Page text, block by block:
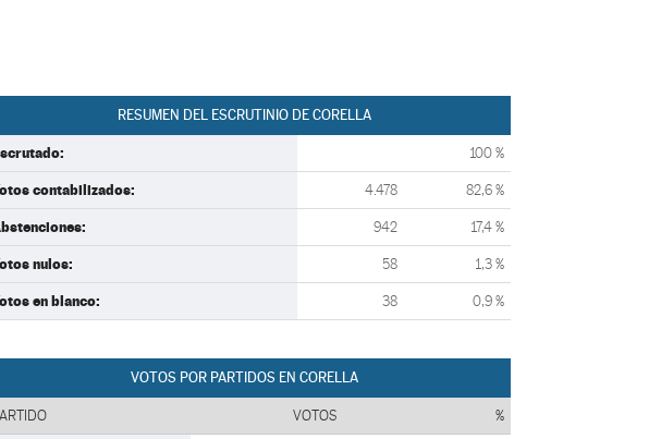
RESUMEN DEL ESCRUTINIO DE CORELLA
100 %
contabilizados: 4.478 82,6 %
942 17,4 %
nulos: 58 1,3 %
en blanco: 38 0,9 %
VOTOS POR PARTIDOS EN CORELLA
VOTOS %